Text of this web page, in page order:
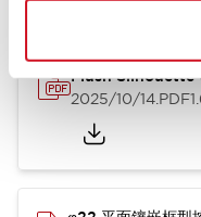
Flush Silhouette
2025/10/14.PDF